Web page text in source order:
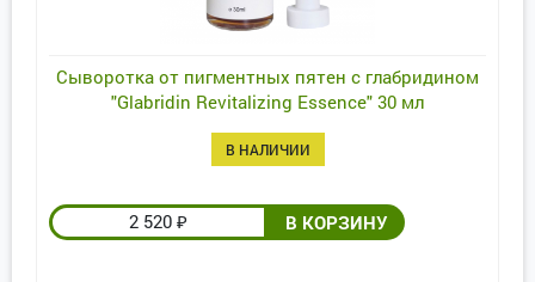
Сыворотка от пигментных пятен с глабридином
"Glabridin Revitalizing Essence" 30 мл
В НАЛИЧИИ
2 520 ₽